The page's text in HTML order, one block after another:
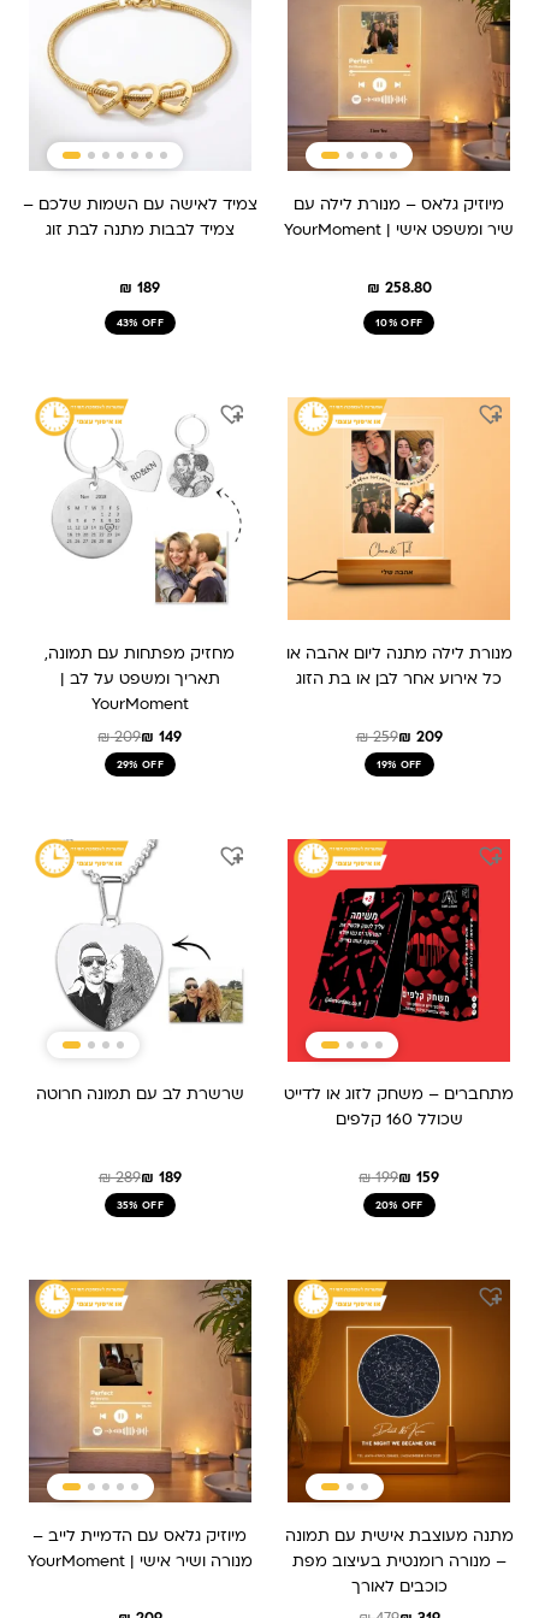
מיוזיק גלאס – מנורת לילה עם
שיר ומשפט אישי | YourMoment
₪ 258.80
10% OFF
צמיד לאישה עם השמות שלכם –
צמיד לבבות מתנה לבת זוג
₪ 189
43% OFF
מנורת לילה מתנה ליום אהבה או
כל אירוע אחר לבן או בת הזוג
₪259
המחיר
היה:
₪ 209
המחיר
הוא:
19% OFF
מחזיק מפתחות עם תמונה,
תאריך ומשפט על לב |
YourMoment
₪209
המקורי
₪ 209.
₪ 149
הנוכחי
₪ 149.
29% OFF
מתחברים – משחק לזוג או לדייט
שכולל 160 קלפים
₪199
המחיר
היה:
₪ 199.
₪ 159
המחיר
הוא:
₪ 159.
20% OFF
שרשרת לב עם תמונה חרוטה
₪289
המחיר
המקורי
היה:
₪ 189
המחיר
הנוכחי
הוא:
35% OFF
מתנה מעוצבת אישית עם תמונה
– מנורה רומנטית בעיצוב מפת
כוכבים לאורך
המחיר
היה:
המחיר
הוא:
מיוזיק גלאס עם הדמיית לייב –
מנורה ושיר אישי | YourMoment